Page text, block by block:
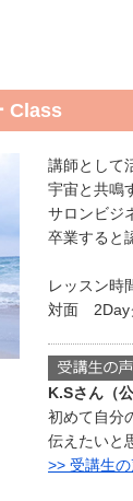
Class
講師として
宇宙と共鳴
サロンビジ
卒業すると
レッスン
対面 2Day
K.Sさん（
初めて自分
伝えたいと
>> 受講生